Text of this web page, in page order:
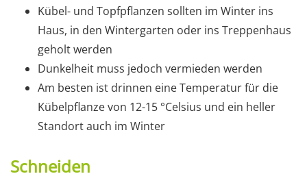
Kübel- und Topfpflanzen sollten im Winter ins
Haus, in den Wintergarten oder ins Treppenhaus
geholt werden
Dunkelheit muss jedoch vermieden werden
Am besten ist drinnen eine Temperatur für die
Kübelpflanze von 12-15 °Celsius und ein heller
Standort auch im Winter
Schneiden